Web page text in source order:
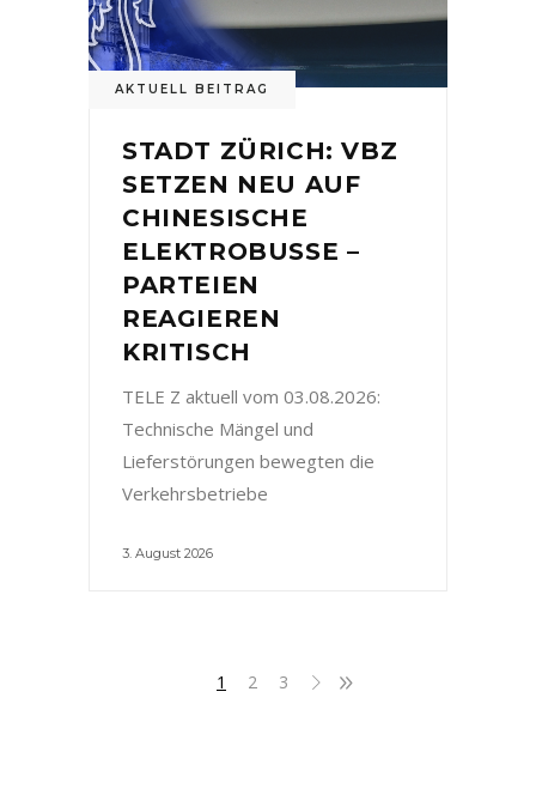
AKTUELL BEITRAG
STADT ZÜRICH: VBZ
SETZEN NEU AUF
CHINESISCHE
ELEKTROBUSSE –
PARTEIEN
REAGIEREN
KRITISCH
TELE Z aktuell vom 03.08.2026:
Technische Mängel und
Lieferstörungen bewegten die
Verkehrsbetriebe
3. August 2026
1 2 3